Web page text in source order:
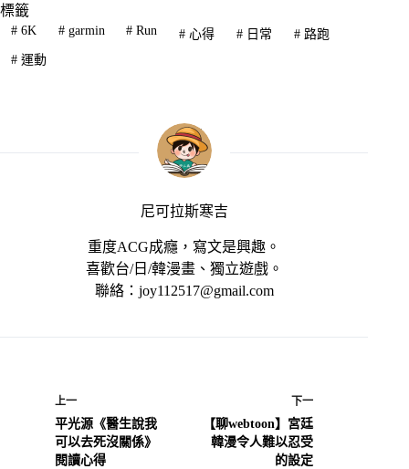
標籤
#6K #garmin # Run # 心得 # 日常 #路跑
#運動
尼可拉斯寒吉
重度ACG成癮，寫文是興趣。
喜歡台/日/韓漫畫、獨立遊戲。
聯絡：joy112517@gmail.com
上一
平光源《醫生說我
可以去死沒關係》
閱讀心得
下一
【聊webtoon】宮廷
韓漫令人難以忍受
的設定